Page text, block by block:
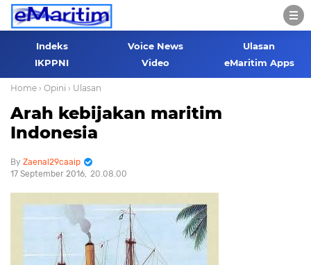
Indeks Voice News
Ulasan
IKPPNI
Video eMaritim Apps
Home › Opini › Ulasan
Arah kebijakan maritim
Indonesia
Zaenal29caaip
17 September 2016 20.08.00